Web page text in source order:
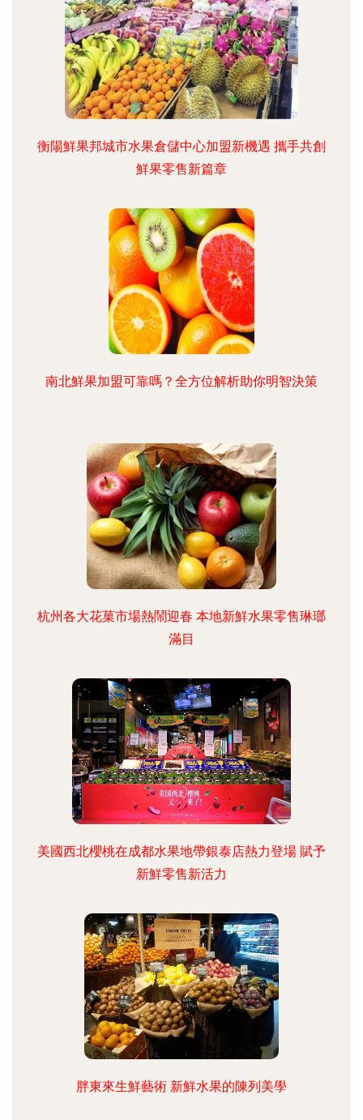
衡陽鮮果邦城市水果倉儲中心加盟新機遇 攜手共創
鮮果零售新篇章
南北鮮果加盟可靠嗎？全方位解析助你明智決策
杭州各大花菓市場熱鬧迎春 本地新鮮水果零售琳瑯
滿目
美國西北櫻桃在成都水果地帶銀泰店熱力登場 賦予
新鮮零售新活力
胖東來生鮮藝術 新鮮水果的陳列美學